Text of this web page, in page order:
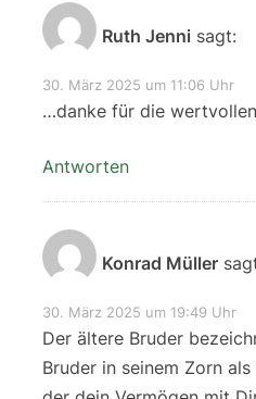
Ruth Jenni sagt:
30. März 2025 um 11:06 Uhr
…danke für die
Antworten
Konrad Müller
30. März 2025 um 19:49 Uhr
Der ältere Bruder
Bruder in seinem Zorn als